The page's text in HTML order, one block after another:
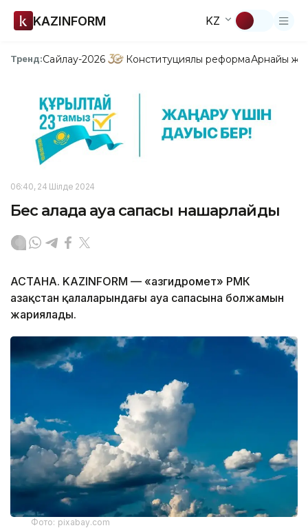
KAZINFORM KZ
Тренд:Сайлау-2026 Конституциялық реформаАрнайы
06:40, 24 Шілде 2024
Бес қалада ауа сапасы нашарлайды
АСТАНА. KAZINFORM — «Қазгидромет» РМК
Қазақстан қалаларындағы ауа сапасына болжамын
жариялады.
Фото: pixabay.com